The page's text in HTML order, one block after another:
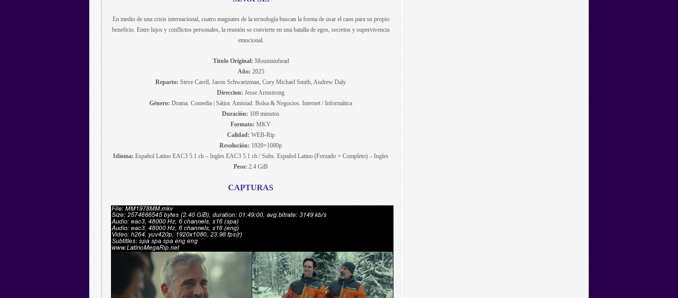
En medio de una crisis internacional, cuatro magnates de la tecnología buscan la forma de usar el caos para su propio
beneficio. Entre lujos y conflictos personales, la reunión se convierte en una batalla de egos, secretos y supervivencia
emocional.
Titulo Original: Mountainhead
Año: 2025
Reparto: Steve Carell, Jason Schwartzman, Cory Michael Smith, Andrew Daly
Direccion: Jesse Armstrong
Género: Drama. Comedia | Sátira. Amistad. Bolsa & Negocios. Internet / Informática
Duración: 109 minutos
Formato: MKV
Calidad: WEB-Rip
Resolución: 1920×1080p
Idioma: Español Latino EAC3 5.1 ch – Ingles EAC3 5.1 ch / Subs. Español Latino (Forzado + Completo) – Ingles
Peso: 2.4 GiB
CAPTURAS